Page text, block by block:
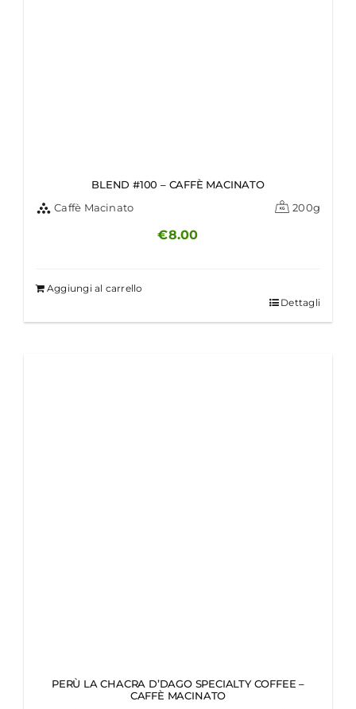
BLEND #100 – CAFFÈ MACINATO
Caffè Macinato
200g
€8.00
Aggiungi al carrello
Dettagli
PERÙ LA CHACRA D’DAGO SPECIALTY COFFEE –
CAFFÈ MACINATO